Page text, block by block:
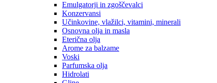
Emulgatorji in zgoščevalci
Konzervansi
Učinkovine, vlažilci, vitamini, minerali
Osnovna olja in masla
Eterična olja
Arome za balzame
Voski
Parfumska olja
Hidrolati